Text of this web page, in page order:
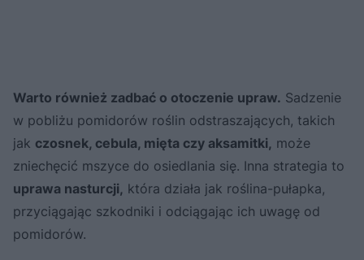
Warto również zadbać o otoczenie upraw. Sadzenie
w pobliżu pomidorów roślin odstraszających, takich
jak czosnek, cebula, mięta czy aksamitki, może
zniechęcić mszyce do osiedlania się. Inna strategia to
uprawa nasturcji, która działa jak roślina-pułapka,
przyciągając szkodniki i odciągając ich uwagę od
pomidorów.